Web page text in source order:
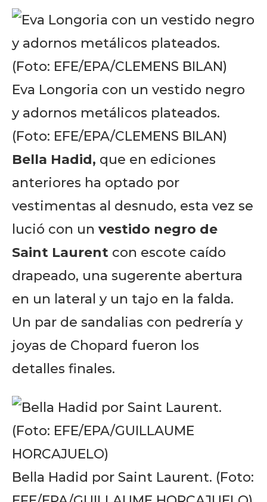
Eva Longoria con un vestido negro
y adornos metálicos plateados.
(Foto: EFE/EPA/CLEMENS BILAN)
Bella Hadid, que en ediciones
anteriores ha optado por
vestimentas al desnudo, esta vez se
lució con un vestido negro de
Saint Laurent con escote caído
drapeado, una sugerente abertura
en un lateral y un tajo en la falda.
Un par de sandalias con pedrería y
joyas de Chopard fueron los
detalles finales.
Bella Hadid por Saint Laurent. (Foto: